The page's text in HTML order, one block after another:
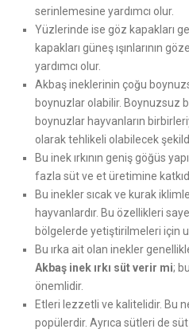
serinlemesine yardımcı olur.
Yüzlerinde ise göz kapakları
kapakları güneş ışınlarının
yardımcı olur.
Akbaş ineklerinin çoğu
boynuzlar olabilir. Boynuzsuz
boynuzlar hayvanların
olarak tehlikeli olabilecek
Bu inek ırkının geniş göğüs
fazla süt ve et üretimine
Bu inekler sıcak ve kurak
hayvanlardır. Bu özellikleri
bölgelerde yetiştirilmeleri için
Bu ırka ait olan inekler
Akbaş inek ırkı süt verir mi;
önemlidir.
Etleri lezzetli ve kalitelidir. Bu
popülerdir. Ayrıca sütleri de